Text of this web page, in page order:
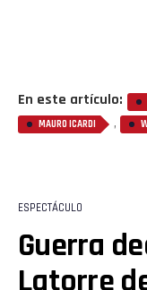
En este artículo:
MAURO ICARDI ,
ESPECTÁCULO
Guerra
Latorre